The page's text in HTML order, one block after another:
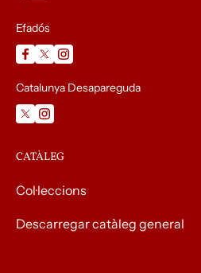
Efadós
Catalunya Desapareguda
CATÀLEG
Col·leccions
Descarregar catàleg general